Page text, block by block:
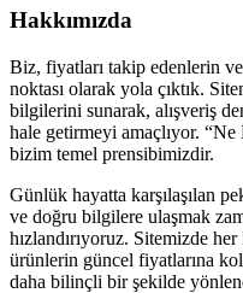
Hakkımızda
Biz, fiyatları takip edenlerin
noktası olarak yola çıktık.
bilgilerini sunarak, alışveriş
hale getirmeyi amaçlıyor.
bizim temel prensibimizdir.
Günlük hayatta karşılaşılan
ve doğru bilgilere ulaşmak
hızlandırıyoruz. Sitemizde
ürünlerin güncel fiyatlarına
daha bilinçli bir şekilde